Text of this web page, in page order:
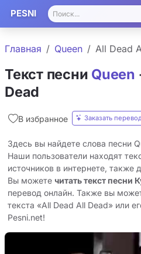
PESNI
Главная Queen All Dead
Текст песни Queen
Dead
В избранное Заказать
Здесь вы найдете слова песни
Наши пользователи находят
источников в интернете, также
Вы можете читать текст песни
перевод онлайн. Также вы
текста «All Dead All Dead» или
Pesni.net!